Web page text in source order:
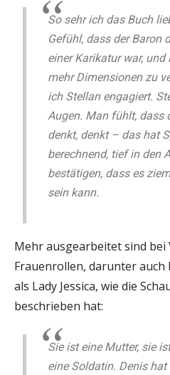
So sehr ich das Buch
Gefühl, dass der Baron
einer Karikatur war,
mehr Dimensionen zu
ich Stellan engagiert.
Augen. Man fühlt, dass
denkt, denkt – das hat
berechnend, tief in den
bestätigen, dass es
sein kann.
Mehr ausgearbeitet sind bei
Frauenrollen, darunter auch
als Lady Jessica, wie die
beschrieben hat:
Sie ist eine Mutter, sie
eine Soldatin. Denis